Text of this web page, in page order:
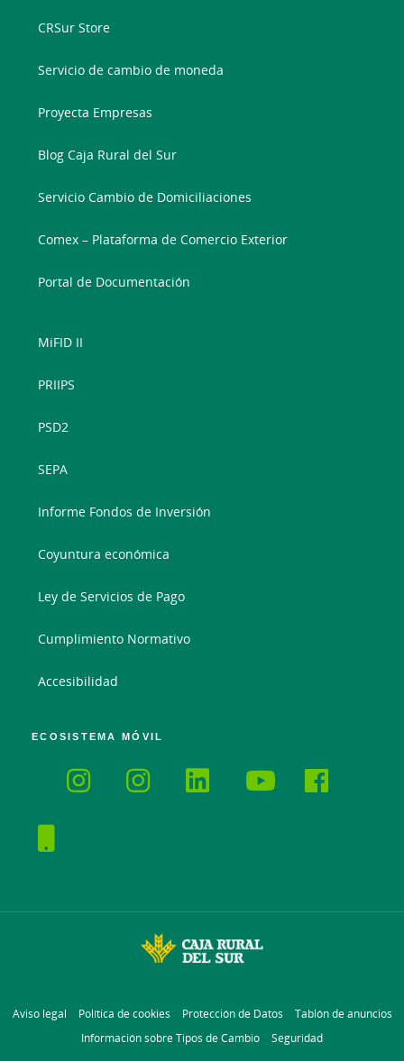
CRSur Store
Servicio de cambio de moneda
Proyecta Empresas
Blog Caja Rural del Sur
Servicio Cambio de Domiciliaciones
Comex – Plataforma de Comercio Exterior
Portal de Documentación
MiFID II
PRIIPS
PSD2
SEPA
Informe Fondos de Inversión
Coyuntura económica
Ley de Servicios de Pago
Cumplimiento Normativo
Accesibilidad
ECOSISTEMA MÓVIL
Aviso legal Política de cookies Protección de Datos
Tablón de anuncios
Información sobre Tipos de Cambio
Seguridad